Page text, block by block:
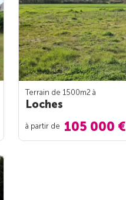
Terrain de 1500m2 à
Loches
à partir de 105 000 €